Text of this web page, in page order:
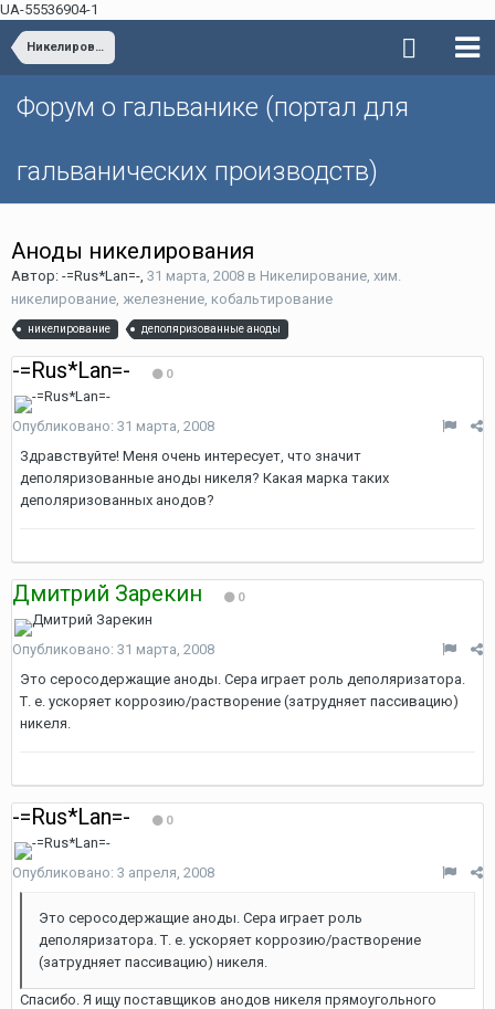
UA-55536904-1
Никелирование, хим. никелирование, железнение, кобальтирование
Форум о гальванике (портал для
гальванических производств)
Аноды никелирования
Автор: -=Rus*Lan=-, 31 марта, 2008 в Никелирование, хим.
никелирование, железнение, кобальтирование
никелирование деполяризованные аноды
-=Rus*Lan=- 0
Опубликовано: 31 марта, 2008
Здравствуйте! Меня очень интересует, что значит
деполяризованные аноды никеля? Какая марка таких
деполяризованных анодов?
Дмитрий Зарекин 0
Опубликовано: 31 марта, 2008
Это серосодержащие аноды. Сера играет роль деполяризатора.
Т. е. ускоряет коррозию/растворение (затрудняет пассивацию)
никеля.
-=Rus*Lan=- 0
Опубликовано: 3 апреля, 2008
Это серосодержащие аноды. Сера играет роль
деполяризатора. Т. е. ускоряет коррозию/растворение
(затрудняет пассивацию) никеля.
Спасибо. Я ищу поставщиков анодов никеля прямоугольного